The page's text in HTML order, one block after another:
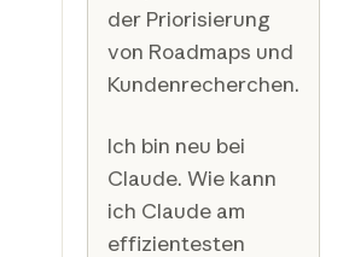
der Priorisierung
von Roadmaps und
Kundenrecherchen.
Ich bin neu bei
Claude. Wie kann
ich Claude am
effizientesten